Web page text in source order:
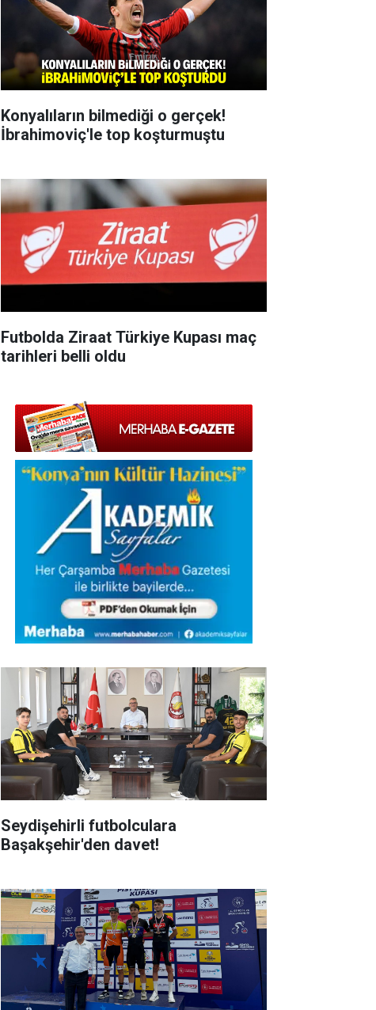
Konyalıların bilmediği o gerçek!
İbrahimoviç'le top koşturmuştu
Futbolda Ziraat Türkiye Kupası maç
tarihleri belli oldu
Seydişehirli futbolculara
Başakşehir'den davet!